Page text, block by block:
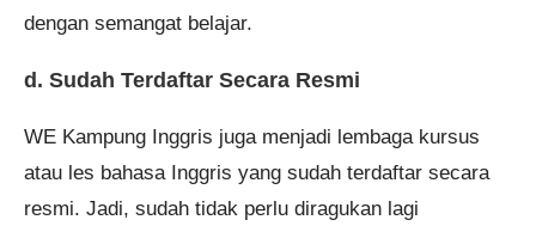
dengan semangat belajar.
d. Sudah Terdaftar Secara Resmi
WE Kampung Inggris juga menjadi lembaga kursus
atau les bahasa Inggris yang sudah terdaftar secara
resmi. Jadi, sudah tidak perlu diragukan lagi